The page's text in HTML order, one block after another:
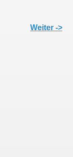
Weiter ->